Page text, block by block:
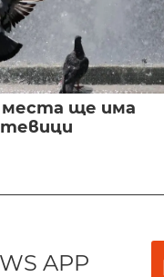
места ще има
APP